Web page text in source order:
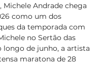
Michele Andrade chega
como um dos
da temporada com
no Sertão das
longo de junho, a artista
maratona de 28